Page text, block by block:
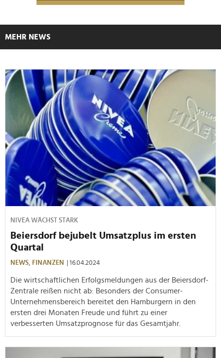
MEHR NEWS
NIVEA WÄCHST STARK
Beiersdorf bejubelt Umsatzplus im ersten
Quartal
NEWS, FINANZEN | 16.04.2024
Die wirtschaftlichen Erfolgsmeldungen aus der Beiersdorf-
Zentrale reißen nicht ab: Besonders der Consumer-
Unternehmensbereich bereitet den Hamburgern in den
ersten drei Monaten Freude und führt zu einer
verbesserten Umsatzprognose für das Gesamtjahr.